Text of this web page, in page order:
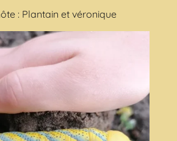
: Plantain et véronique